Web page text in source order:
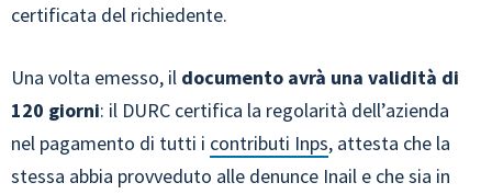
certificata del richiedente.
Una volta emesso, il documento avrà una validità di
120 giorni: il DURC certifica la regolarità dell’azienda
nel pagamento di tutti i contributi Inps, attesta che la
stessa abbia provveduto alle denunce Inail e che sia in